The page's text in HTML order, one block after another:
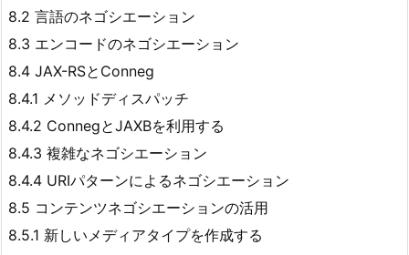
8.2 言語のネゴシエーション
8.3 エンコードのネゴシエーション
8.4 JAX-RSとConneg
8.4.1 メソッドディスパッチ
8.4.2 ConnegとJAXBを利用する
8.4.3 複雑なネゴシエーション
8.4.4 URIパターンによるネゴシエーション
8.5 コンテンツネゴシエーションの活用
8.5.1 新しいメディアタイプを作成する